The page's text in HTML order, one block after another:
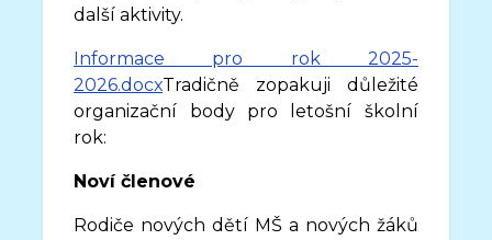
další aktivity.
Informace pro rok 2025-
2026.docxTradičně zopakuji důležité
organizační body pro letošní školní
rok:
Noví členové
Rodiče nových dětí MŠ a nových žáků